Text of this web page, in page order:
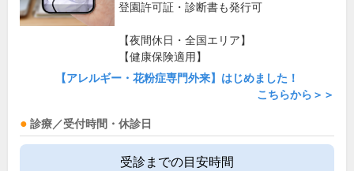
登園許可証・診断書も発行可
【夜間休日・全国エリア】
【健康保険適用】
【アレルギー・花粉症専門外来】はじめました！
こちらから＞＞
診療／受付時間・休診日
受診までの目安時間